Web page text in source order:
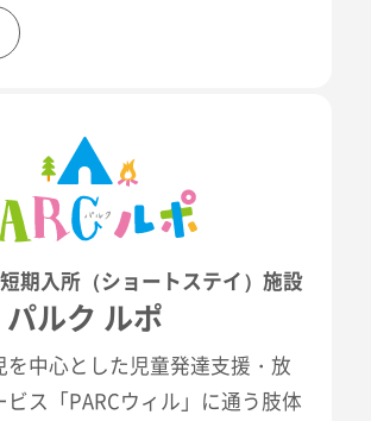
期入所（ショートステイ）施設
パルク ルポ
を中心とした児童発達支援・放
ス「PARCウィル」に通う肢体